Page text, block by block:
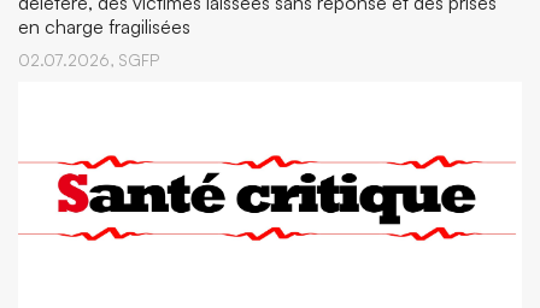
en charge fragilisées
02.07.2026, SGFP